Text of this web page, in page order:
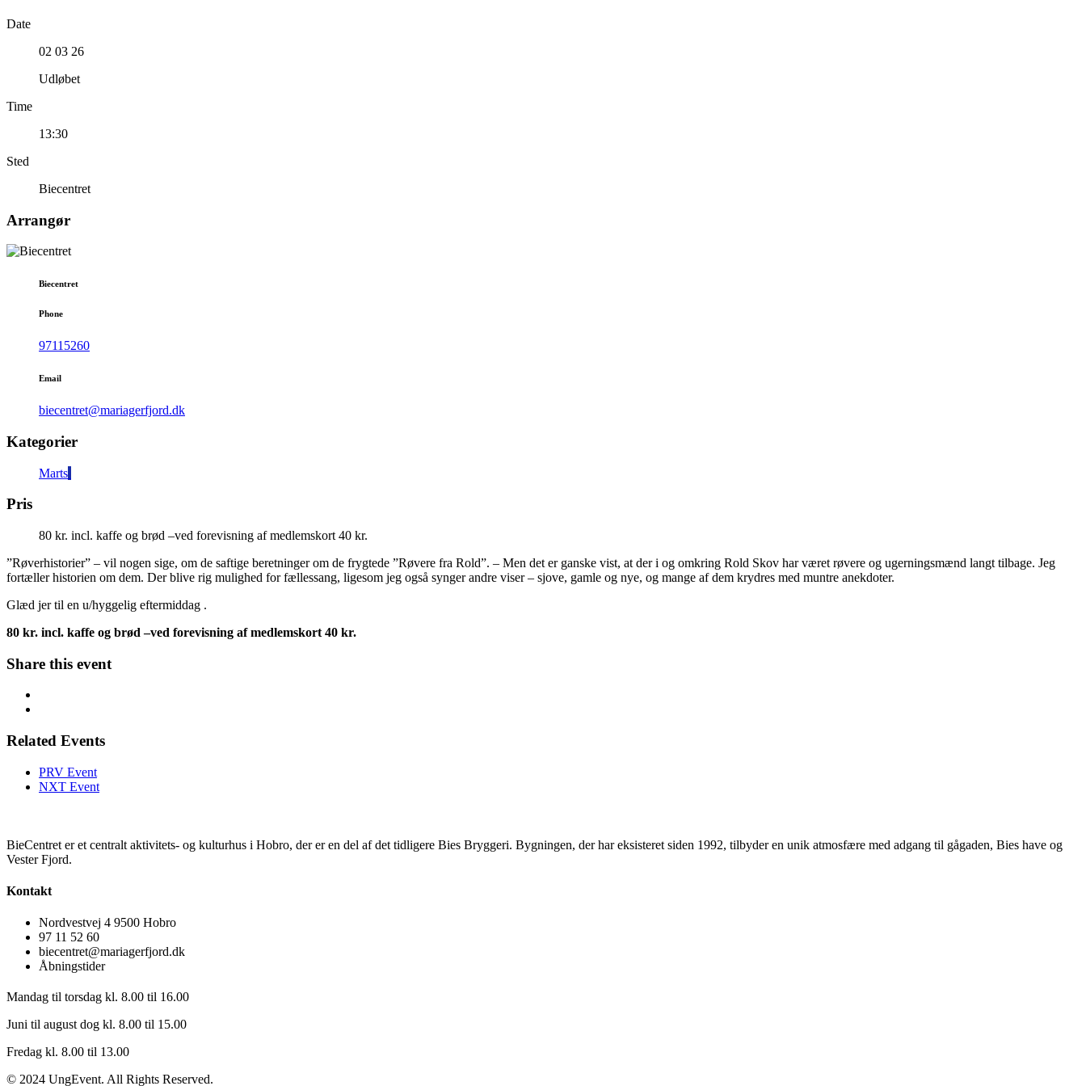
Date
02 03 26
Udløbet
Time
13:30
Sted
Biecentret
Arrangør
Biecentret
Phone
97115260
Email
biecentret@mariagerfjord.dk
Kategorier
Marts
Pris
80 kr. incl. kaffe og brød –ved forevisning af medlemskort 40 kr.
”Røverhistorier” – vil nogen sige, om de saftige beretninger om de frygtede ”Røvere fra Rold”. – Men det er ganske vist, at der i og omkring Rold Skov har været røvere og ugerningsmænd langt tilbage. Jeg
fortæller historien om dem. Der blive rig mulighed for fællessang, ligesom jeg også synger andre viser – sjove, gamle og nye, og mange af dem krydres med muntre anekdoter.
Glæd jer til en u/hyggelig eftermiddag .
80 kr. incl. kaffe og brød –ved forevisning af medlemskort 40 kr.
Share this event
Related Events
PRV Event
NXT Event
BieCentret er et centralt aktivitets- og kulturhus i Hobro, der er en del af det tidligere Bies Bryggeri. Bygningen, der har eksisteret siden 1992, tilbyder en unik atmosfære med adgang til gågaden, Bies have og
Vester Fjord.
Kontakt
Nordvestvej 4 9500 Hobro
97 11 52 60
biecentret@mariagerfjord.dk
Åbningstider
Mandag til torsdag kl. 8.00 til 16.00
Juni til august dog kl. 8.00 til 15.00
Fredag kl. 8.00 til 13.00
© 2024 UngEvent. All Rights Reserved.